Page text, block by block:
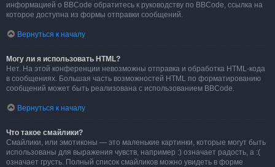
информацией о BBCode обратитесь к руководству по BBCode, ссылка на
которое доступна из формы отправки сообщений.
Вернуться к началу
Могу ли я использовать HTML?
Нет. На этой конференции невозможны отправка и обработка HTML-кода
в сообщениях. Большая часть возможностей HTML по форматированию
сообщений может быть реализована с использованием BBCode.
Вернуться к началу
Что такое смайлики?
Смайлики, или эмотиконы — это маленькие картинки, которые могут быть
использованы для выражения чувств, например :) означает радость, а :(
означает грусть. Полный список смайликов можно увидеть в форме